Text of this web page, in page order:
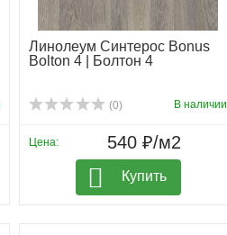
Линолеум Синтерос Bonus
Bolton 4 | Болтон 4
(0) В наличии
Цена: 540 ₽/м2
Купить